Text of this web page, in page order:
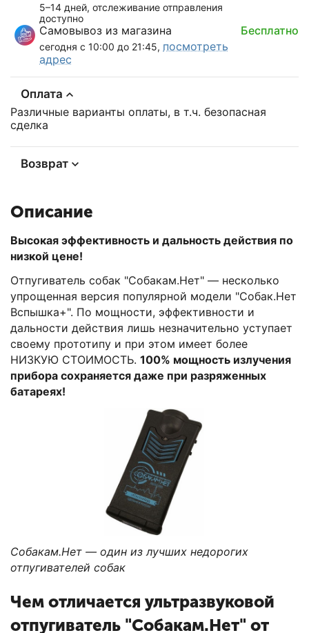
5–14 дней, отслеживание отправления
доступно
Самовывоз из магазина
сегодня с 10:00 до 21:45, посмотреть
адрес
Бесплатно
Оплата
Различные варианты оплаты, в т.ч. безопасная
сделка
Возврат
Описание
Высокая эффективность и дальность действия по
низкой цене!
Отпугиватель собак "Собакам.Нет" — несколько
упрощенная версия популярной модели "Собак.Нет
Вспышка+". По мощности, эффективности и
дальности действия лишь незначительно уступает
своему прототипу и при этом имеет более
НИЗКУЮ СТОИМОСТЬ. 100% мощность излучения
прибора сохраняется даже при разряженных
батареях!
Собакам.Нет — один из лучших недорогих
отпугивателей собак
Чем отличается ультразвуковой
отпугиватель "Собакам.Нет" от